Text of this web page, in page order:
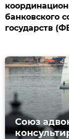
банковского
государств
Союз